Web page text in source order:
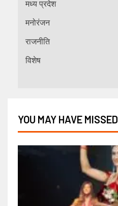
मध्य प्रदेश
मनोरंजन
राजनीति
विशेष
YOU MAY HAVE MISSED